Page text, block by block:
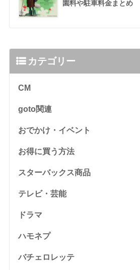
園料や駐車料金まとめ
カテゴリー
CM
goto関連
おでかけ・イベント
お得に買う方法
スターバックス商品
テレビ・芸能
ドラマ
ハモネプ
バチェロレッテ